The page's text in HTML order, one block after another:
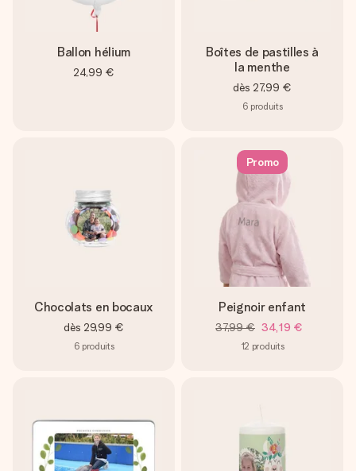
Ballon hélium
24,99 €
Boîtes de pastilles à
la menthe
dès 27,99 €
6 produits
Chocolats en bocaux
dès 29,99 €
6 produits
Promo
Peignoir enfant
37,99 € 34,19 €
12 produits